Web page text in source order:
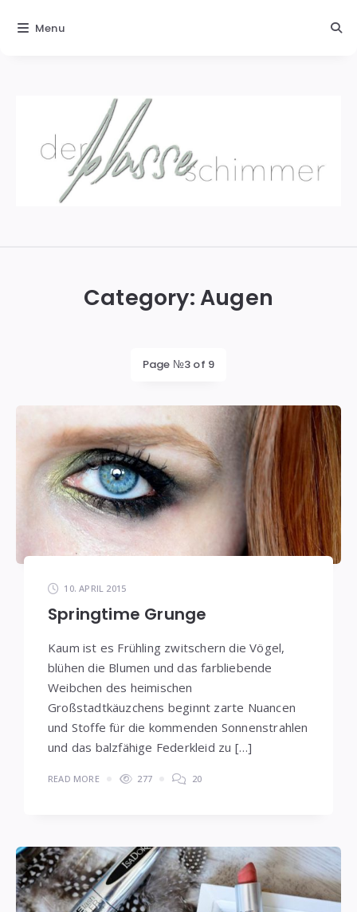
Category:Augen
Page №3 of 9
10. APRIL 2015
Springtime Grunge
Kaum ist es Frühling zwitschern die Vögel,
blühen die Blumen und das farbliebende
Weibchen des heimischen
Großstadtkäuzchens beginnt zarte Nuancen
und Stoffe für die kommenden Sonnenstrahlen
und das balzfähige Federkleid zu […]
READ MORE 277 20
Menu